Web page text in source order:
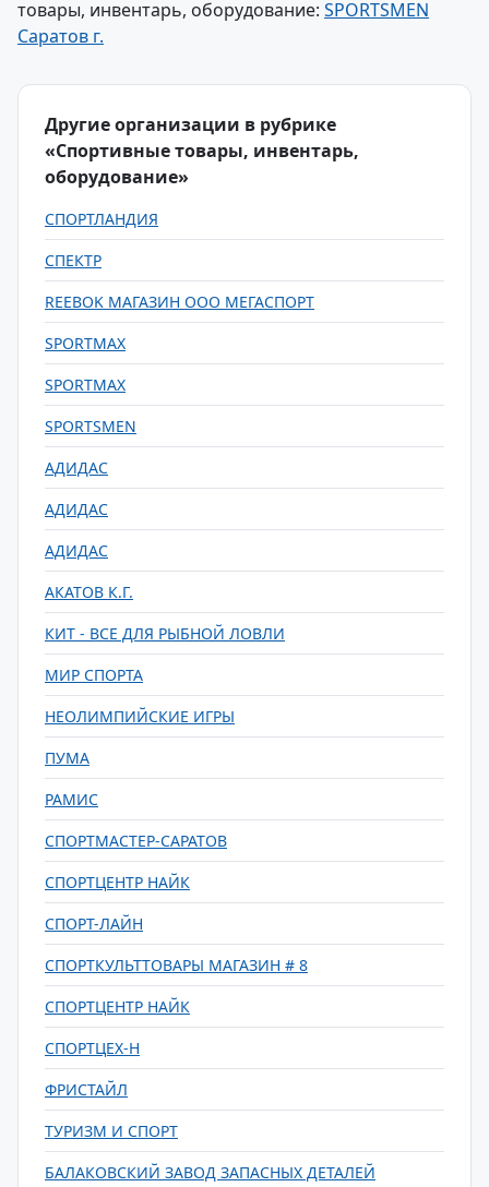
товары, инвентарь, оборудование: SPORTSMEN
Саратов г.
Другие организации в рубрике
«Спортивные товары, инвентарь,
оборудование»
СПОРТЛАНДИЯ
СПЕКТР
REEBOK МАГАЗИН ООО МЕГАСПОРТ
SPORTMAX
SPORTMAX
SPORTSMEN
АДИДАС
АДИДАС
АДИДАС
АКАТОВ К.Г.
КИТ - ВСЕ ДЛЯ РЫБНОЙ ЛОВЛИ
МИР СПОРТА
НЕОЛИМПИЙСКИЕ ИГРЫ
ПУМА
РАМИС
СПОРТМАСТЕР-САРАТОВ
СПОРТЦЕНТР НАЙК
СПОРТ-ЛАЙН
СПОРТКУЛЬТТОВАРЫ МАГАЗИН # 8
СПОРТЦЕНТР НАЙК
СПОРТЦЕХ-Н
ФРИСТАЙЛ
ТУРИЗМ И СПОРТ
БАЛАКОВСКИЙ ЗАВОД ЗАПАСНЫХ ДЕТАЛЕЙ